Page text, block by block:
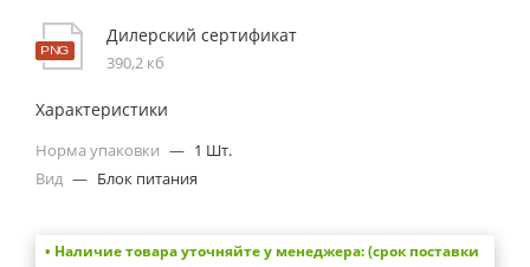
Дилерский сертификат
390,2 кб
Характеристики
Норма упаковки — 1 Шт.
Вид — Блок питания
• Наличие товара уточняйте у менеджера: (срок поставки